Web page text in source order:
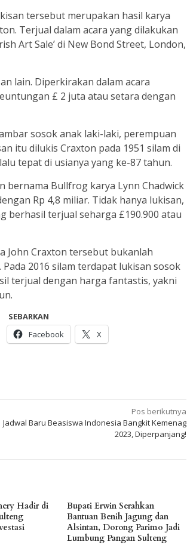
tersebut merupakan hasil karya
Terjual dalam acara yang dilakukan
Art Sale’ di New Bond Street, London,
lain. Diperkirakan dalam acara
£ 2 juta atau setara dengan
sosok anak laki-laki, perempuan
itu dilukis Craxton pada 1951 silam di
tepat di usianya yang ke-87 tahun.
bernama Bullfrog karya Lynn Chadwick
Rp 4,8 miliar. Tidak hanya lukisan,
berhasil terjual seharga £190.900 atau
John Craxton tersebut bukanlah
2016 silam terdapat lukisan sosok
terjual dengan harga fantastis, yakni
SEBARKAN
Facebook
X
Pos berikutnya
Jadwal Baru Beasiswa Indonesia Bangkit Kemenag
2023, Diperpanjang!
Hadir di
Bupati Erwin Serahkan
Bantuan Benih Jagung dan
Alsintan, Dorong Parimo Jadi
Lumbung Pangan Sulteng